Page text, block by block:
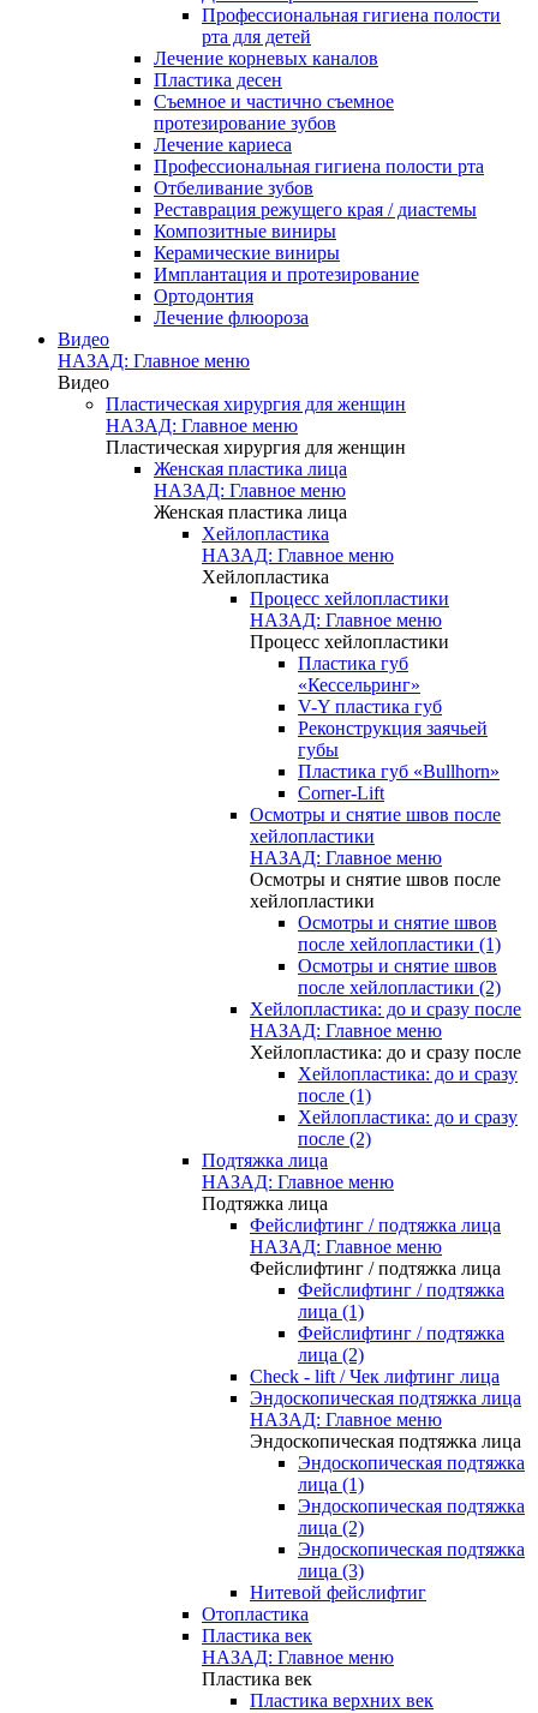
Профессиональная гигиена полости
рта для детей
Лечение корневых каналов
Пластика десен
Съемное и частично съемное
протезирование зубов
Лечение кариеса
Профессиональная гигиена полости рта
Отбеливание зубов
Реставрация режущего края / диастемы
Композитные виниры
Керамические виниры
Имплантация и протезирование
Ортодонтия
Лечение флюороза
Видео
НАЗАД: Главное меню
Видео
Пластическая хирургия для женщин
НАЗАД: Главное меню
Пластическая хирургия для женщин
Женская пластика лица
НАЗАД: Главное меню
Женская пластика лица
Хейлопластика
НАЗАД: Главное меню
Хейлопластика
Процесс хейлопластики
НАЗАД: Главное меню
Процесс хейлопластики
Пластика губ
«Кессельринг»
V-Y пластика губ
Реконструкция заячьей
губы
Пластика губ «Bullhorn»
Corner-Lift
Осмотры и снятие швов после
хейлопластики
НАЗАД: Главное меню
Осмотры и снятие швов после
хейлопластики
Осмотры и снятие швов
после хейлопластики (1)
Осмотры и снятие швов
после хейлопластики (2)
Хейлопластика: до и сразу после
НАЗАД: Главное меню
Хейлопластика: до и сразу после
Хейлопластика: до и сразу
после (1)
Хейлопластика: до и сразу
после (2)
Подтяжка лица
НАЗАД: Главное меню
Подтяжка лица
Фейслифтинг / подтяжка лица
НАЗАД: Главное меню
Фейслифтинг / подтяжка лица
Фейслифтинг / подтяжка
лица (1)
Фейслифтинг / подтяжка
лица (2)
Check - lift / Чек лифтинг лица
Эндоскопическая подтяжка лица
НАЗАД: Главное меню
Эндоскопическая подтяжка лица
Эндоскопическая подтяжка
лица (1)
Эндоскопическая подтяжка
лица (2)
Эндоскопическая подтяжка
лица (3)
Нитевой фейслифтиг
Отопластика
Пластика век
НАЗАД: Главное меню
Пластика век
Пластика верхних век